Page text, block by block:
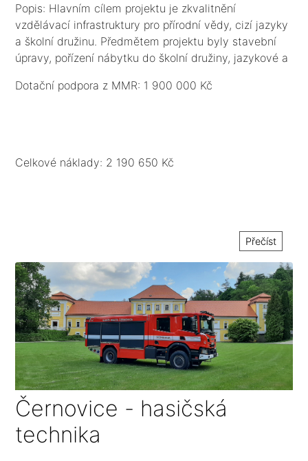
Popis: Hlavním cílem projektu je zkvalitnění
vzdělávací infrastruktury pro přírodní vědy, cizí jazyky
a školní družinu. Předmětem projektu byly stavební
úpravy, pořízení nábytku do školní družiny, jazykové a
Dotační podpora z MMR: 1 900 000 Kč
Celkové náklady: 2 190 650 Kč
Přečíst
Černovice - hasičská
technika